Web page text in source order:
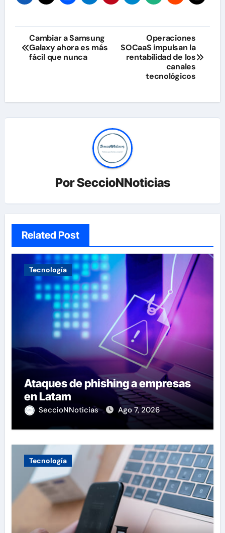
Navegación
de
Cambiar a Samsung
Galaxy ahora es más
fácil que nunca
Operaciones
SOCaaS impulsan la
rentabilidad de los
canales
tecnológicos
PorSeccioNNoticias
Related Post
Tecnología
Ataques de phishing a empresas
en Latam
SeccioNNoticias Ago 7, 2026
Tecnología